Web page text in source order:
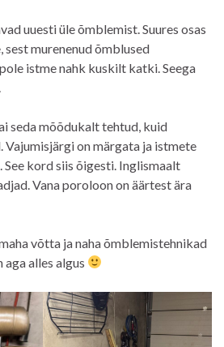
uuesti üle õmblemist. Suures osas
sest murenenud õmblused
istme nahk kuskilt katki. Seega
seda mõõdukalt tehtud, kuid
Vajumisjärgi on märgata ja istmete
See kord siis õigesti. Inglismaalt
Vana poroloon on äärtest ära
võtta ja naha õmblemistehnikad
aga alles algus